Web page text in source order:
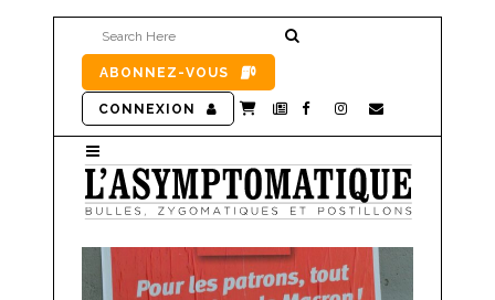
ABONNEZ-VOUS
CONNEXION